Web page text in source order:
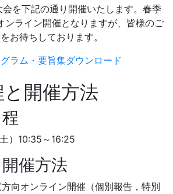
を下記の通り開催いたします。春季
ンライン開催となりますが、皆様のご
お待ちしております。
ラム・要旨集ダウンロード
開催方法
）10:35～16:25
催方法
向オンライン開催（個別報告，特別